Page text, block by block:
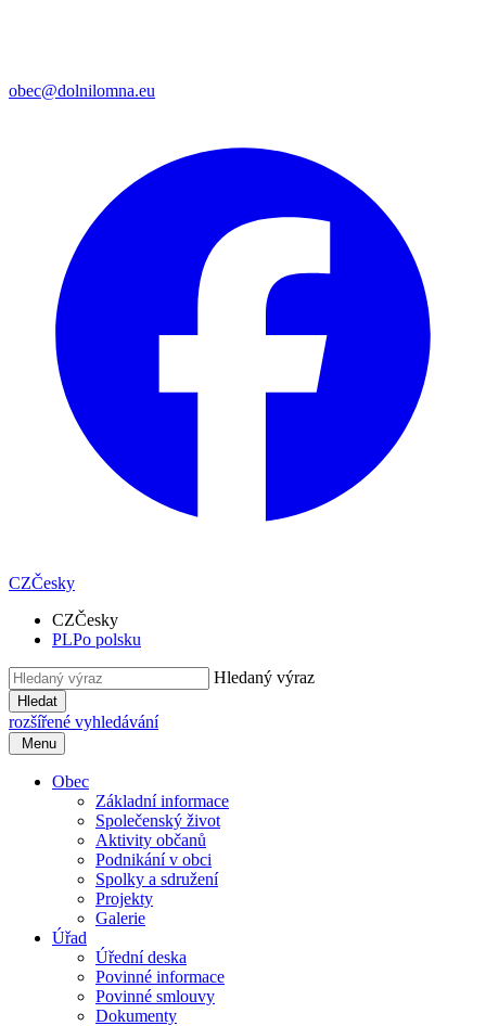
obec@dolnilomna.eu
CZČesky
CZČesky
PLPo polsku
Hledaný výraz
Hledat
rozšířené vyhledávání
Menu
Obec
Základní informace
Společenský život
Aktivity občanů
Podnikání v obci
Spolky a sdružení
Projekty
Galerie
Úřad
Úřední deska
Povinné informace
Povinné smlouvy
Dokumenty